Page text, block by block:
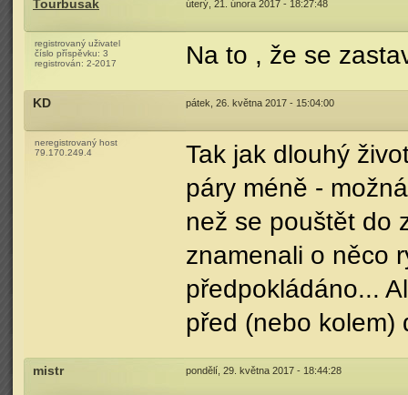
Tourbusak úterý, 21. února 2017 - 18:27:48
registrovaný uživatel
číslo příspěvku: 3
registrován: 2-2017 Na to , že se
KD pátek, 26. května 2017 - 15:04:00
neregistrovaný host
79.170.249.4
Tak jak dlouhý
páry méně -
než se pouštět do
znamenali o něco
předpokládáno...
před (nebo kolem)
mistr pondělí, 29. května 2017 - 18:44:28